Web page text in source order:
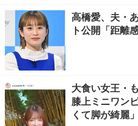
高橋愛、夫・
ト公開「距離
大食い女王・
膝上ミニワン
くて脚が綺麗